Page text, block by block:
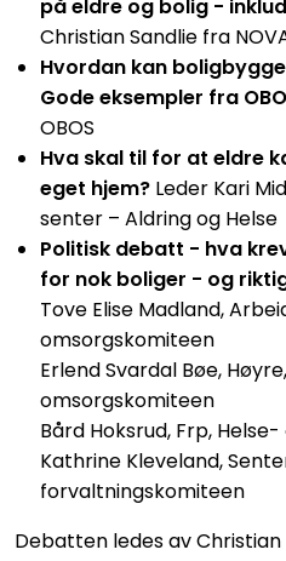
på eldre og bolig -
Christian Sandlie fra
Hvordan kan
Gode eksempler fra
OBOS
Hva skal til for at eldre
eget hjem?Leder Kari
senter – Aldring og Helse
Politisk debatt - hva
for nok boliger - og
Tove Elise Madland,
omsorgskomiteen
Erlend Svardal Bøe,
omsorgskomiteen
Bård Hoksrud, Frp,
Kathrine Kleveland,
forvaltningskomiteen
Debatten ledes av Christian